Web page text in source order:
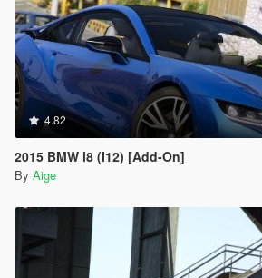
4.82
2015 BMW i8 (I12) [Add-On]
By Aige